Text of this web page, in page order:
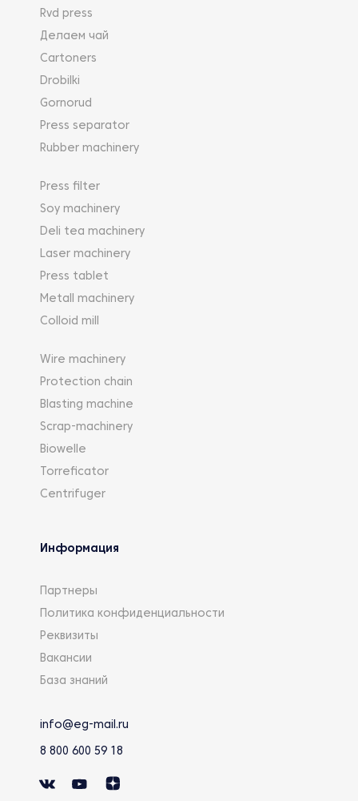
Rvd press
Делаем чай
Cartoners
Drobilki
Gornorud
Press separator
Rubber machinery
Press filter
Soy machinery
Deli tea machinery
Laser machinery
Press tablet
Metall machinery
Colloid mill
Wire machinery
Protection chain
Blasting machine
Scrap-machinery
Biowelle
Torreficator
Centrifuger
Информация
Партнеры
Политика конфиденциальности
Реквизиты
Вакансии
База знаний
info@eg-mail.ru
8 800 600 59 18